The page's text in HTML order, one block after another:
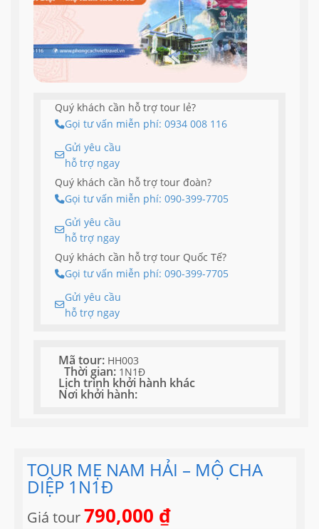
Quý khách cần hỗ trợ tour lẻ?
Gọi tư vấn miễn phí: 0934 008 116
Gửi yêu cầu
hỗ trợ ngay
Quý khách cần hỗ trợ tour đoàn?
Gọi tư vấn miễn phí: 090-399-7705
Gửi yêu cầu
hỗ trợ ngay
Quý khách cần hỗ trợ tour Quốc Tế?
Gọi tư vấn miễn phí: 090-399-7705
Gửi yêu cầu
hỗ trợ ngay
Mã tour: HH003
Thời gian: 1N1Đ
Lịch trình khởi hành khác
Nơi khởi hành:
TOUR MẸ NAM HẢI – MỘ CHA
DIỆP 1N1Đ
Giá tour790,000 ₫